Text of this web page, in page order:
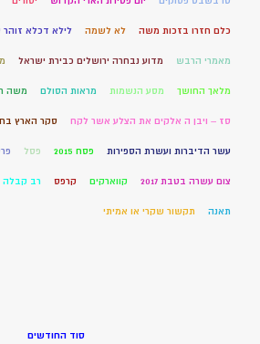
כלם חזרו בזכות משה לא לשמה לילא דכלא זוהר
מאמרי הרבש מדוע נבחרה ירושלים כבירת ישראל
מלאך החושך מסע הנשמות מראות הסולם משה
סז – ויבן ה אלקים את הצלע אשר לקח סקר הארץ
עשר הדיברות ועשרת הספירות פסח 2015 פסל
צום עשרה בטבת 2017 קווארקים קרפס רב קבלה
תאנה תקשור שקרי או אמיתי
סוד החודשים